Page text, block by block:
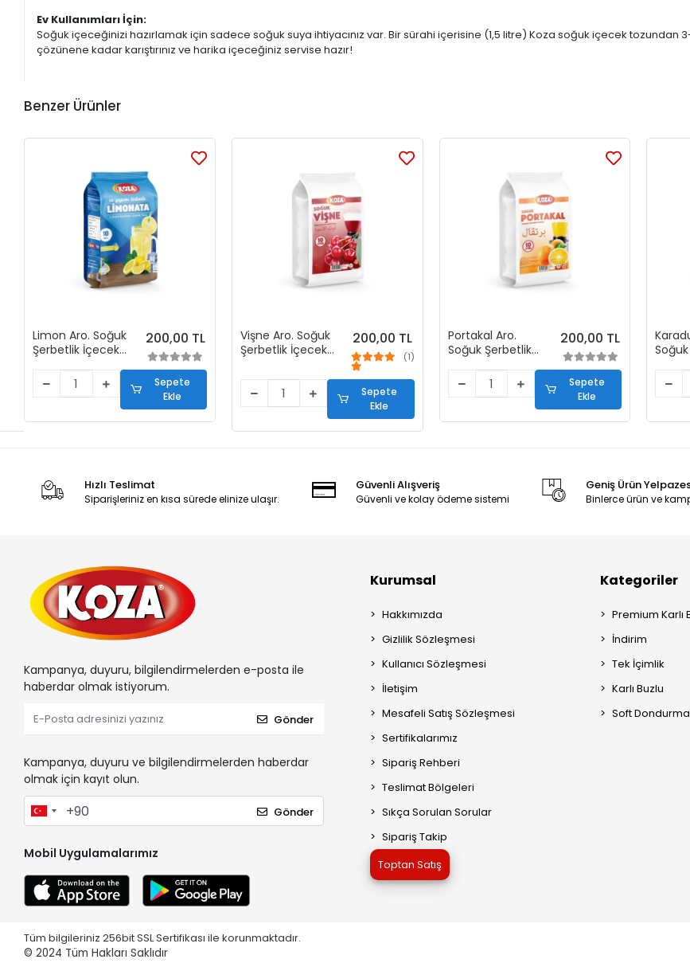
Ev Kullanımları İçin:
Soğuk içeceğinizi hazırlamak için sadece soğuk suya ihtiyacınız var. Bir sürahi içerisine (1,5 litre) Koza soğuk içecek tozundan
çözünene kadar karıştırınız ve harika içeceğiniz servise hazır!
Benzer Ürünler
Limon Aro. Soğuk
Şerbetlik İçecek
200,00 TL
Sepete
Ekle
Vişne Aro. Soğuk
Şerbetlik İçecek
200,00 TL
(1)
Sepete
Ekle
Portakal Aro.
Soğuk Şerbetlik
(450 gr)
200,00 TL
Sepete
Ekle
(450
Hızlı Teslimat
Siparişleriniz en kısa sürede elinize ulaşır.
Güvenli Alışveriş
Güvenli ve kolay ödeme sistemi
Geniş Ürün
Binlerce ürün ve
Kampanya, duyuru, bilgilendirmelerden e-posta ile
haberdar olmak istiyorum.
Gönder
Kampanya, duyuru ve bilgilendirmelerden haberdar
olmak için kayıt olun.
Gönder
Mobil Uygulamalarımız
Kurumsal
Hakkımızda
Gizlilik Sözleşmesi
Kullanıcı Sözleşmesi
İletişim
Mesafeli Satış Sözleşmesi
Sertifikalarımız
Sipariş Rehberi
Teslimat Bölgeleri
Sıkça Sorulan Sorular
Sipariş Takip
Toptan Satış
Kategoriler
Premium Karlı
İndirim
Tek İçimlik
Karlı Buzlu
Soft
Tüm bilgileriniz 256bit SSL Sertifikası ile korunmaktadır.
© 2024 Tüm Hakları Saklıdır